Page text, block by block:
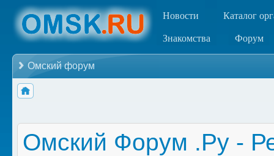
Новости Каталог
Знакомства Форум
Омский форум
Омский Форум .Ру -